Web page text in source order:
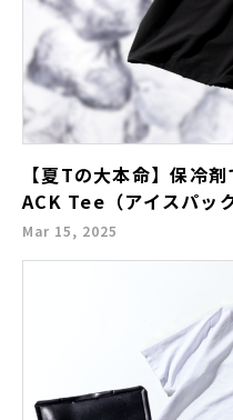
【夏Tの大本命】保冷
ACK Tee（アイスパッ
Mar 15, 2025